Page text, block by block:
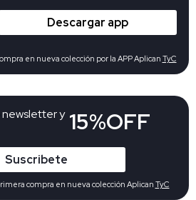
y 15%OFF
Suscribete
compra en nueva colección Aplican TyC
Descargar app
en nueva colección por la APP Aplican TyC